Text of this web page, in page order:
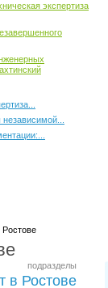
экспертиза
Ростове
подразделы
в Ростове